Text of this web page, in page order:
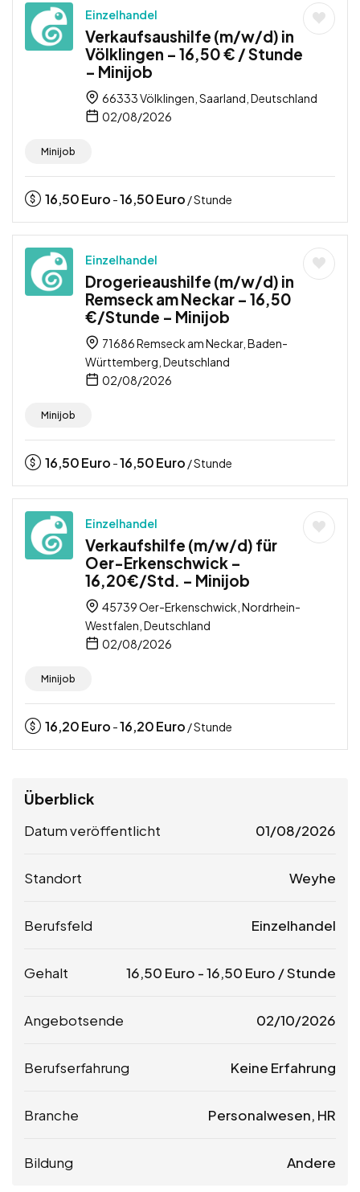
Einzelhandel
Verkaufsaushilfe (m/w/d) in
Völklingen – 16,50 € / Stunde
– Minijob
66333 Völklingen, Saarland, Deutschland
02/08/2026
Minijob
16,50Euro -16,50Euro / Stunde
Einzelhandel
Drogerieaushilfe (m/w/d) in
Remseck am Neckar – 16,50
€/Stunde – Minijob
71686 Remseck am Neckar, Baden-
Württemberg, Deutschland
02/08/2026
Minijob
16,50Euro -16,50Euro / Stunde
Einzelhandel
Verkaufshilfe (m/w/d) für
Oer-Erkenschwick –
16,20€/Std. – Minijob
45739 Oer-Erkenschwick, Nordrhein-
Westfalen, Deutschland
02/08/2026
Minijob
16,20Euro -16,20Euro / Stunde
Überblick
Datum veröffentlicht 01/08/2026
Standort Weyhe
Berufsfeld Einzelhandel
Gehalt 16,50 Euro -16,50 Euro / Stunde
Angebotsende 02/10/2026
Berufserfahrung Keine Erfahrung
Branche Personalwesen, HR
Bildung Andere